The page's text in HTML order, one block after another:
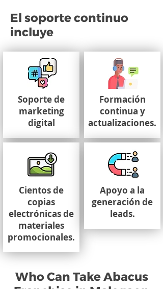
El soporte continuo
incluye
Soporte de
marketing
digital
Cientos de
copias
electrónicas de
materiales
promocionales.
Formación
continua y
actualizaciones.
Apoyo a la
generación de
leads.
Who Can Take Abacus